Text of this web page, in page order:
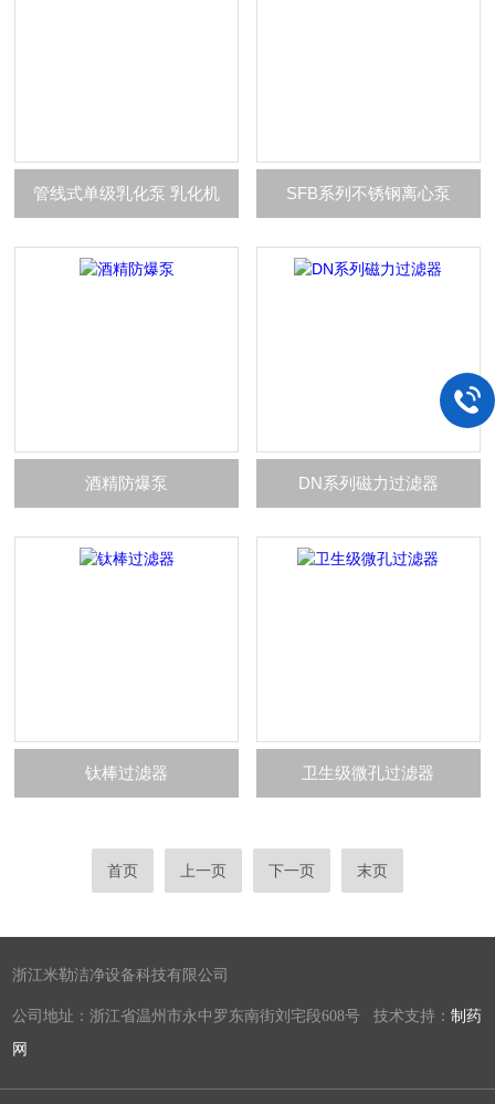
管线式单级乳化泵 乳化机 SFB系列不锈钢离心泵
酒精防爆泵 DN系列磁力过滤器
钛棒过滤器 卫生级微孔过滤器
首页 上一页 下一页 末页
浙江米勒洁净设备科技有限公司
公司地址：浙江省温州市永中罗东南街刘宅段608号 技术支持：制药
网